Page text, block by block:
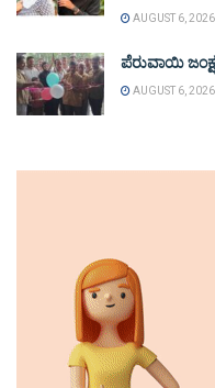
AUGUST 6, 2026
ಪೆರುವಾಯಿ
AUGUST 6, 2026